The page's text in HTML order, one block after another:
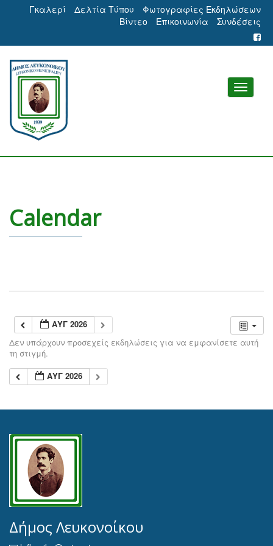
Γκαλερί Δελτία Τύπου
Φωτογραφίες Εκδηλώσεων
Βίντεο
Επικοινωνία Συνδέσεις
Calendar
ΑΥΓ 2026
Δεν υπάρχουν προσεχείς εκδηλώσεις για να εμφανίσετε αυτή
τη στιγμή.
ΑΥΓ 2026
Δήμος Λευκονοίκου